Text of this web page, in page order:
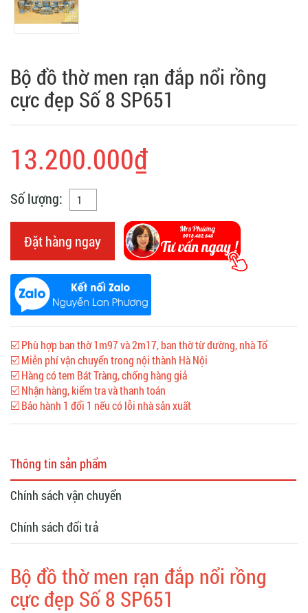
Bộ đồ thờ men rạn đắp nổi rồng
cực đẹp Số 8 SP651
13.200.000₫
Số lượng:
Đặt hàng ngay
☑️ Phù hợp ban thờ 1m97 và 2m17, ban thờ từ đường, nhà Tổ
☑️ Miễn phí vận chuyển trong nội thành Hà Nội
☑️ Hàng có tem Bát Tràng, chống hàng giả
☑️ Nhận hàng, kiểm tra và thanh toán
☑️ Bảo hành 1 đổi 1 nếu có lỗi nhà sản xuất
Thông tin sản phẩm
Chính sách vận chuyển
Chính sách đổi trả
Bộ đồ thờ men rạn đắp nổi rồng
cực đẹp Số 8 SP651